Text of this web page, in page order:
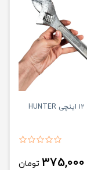
375,000 تومان